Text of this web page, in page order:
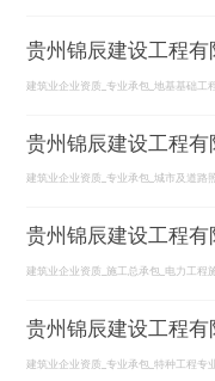
贵州锦辰建设工程有
建筑业企业资质_专业承包_地基基础工
贵州锦辰建设工程有
建筑业企业资质_专业承包_城市及道路
贵州锦辰建设工程有
建筑业企业资质_施工总承包_电力工程
贵州锦辰建设工程有
建筑业企业资质_专业承包_特种工程专